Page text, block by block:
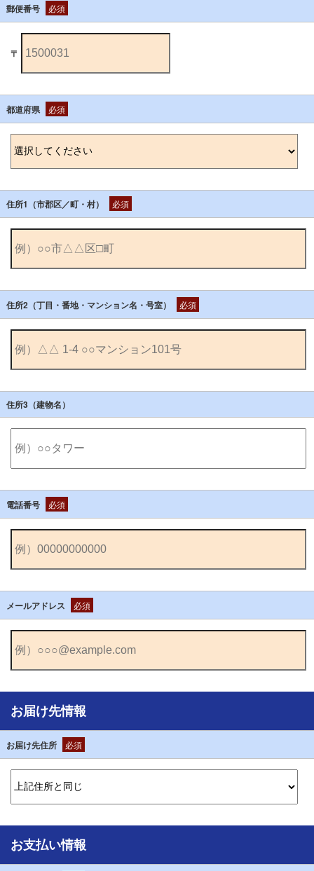
郵便番号 必須
〒
都道府県 必須
住所1（市郡区／町・村） 必須
住所2（丁目・番地・マンション名・号室） 必須
住所3（建物名）
電話番号 必須
メールアドレス 必須
お届け先情報
お届け先住所 必須
お支払い情報